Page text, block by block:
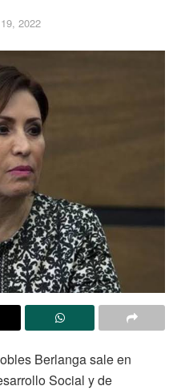
2022
Berlanga sale en
Social y de